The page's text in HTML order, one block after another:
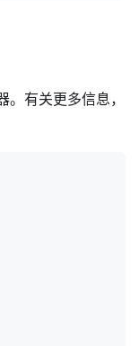
有关更多信息，